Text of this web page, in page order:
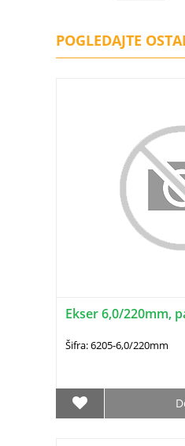
POGLEDAJTE
Ekser 6,0/220mm,
Šifra: 6205-6,0/220mm